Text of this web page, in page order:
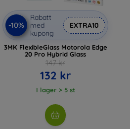
-10%
Rabatt
med
kupong
EXTRA10
3MK FlexibleGlass Motorola Edge
20 Pro Hybrid Glass
147 kr
132 kr
I lager > 5 st